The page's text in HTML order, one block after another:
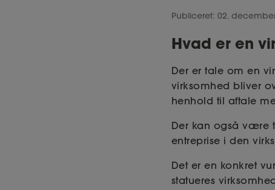
Publiceret: 02.
Hvad er en
Der er tale om en
virksomhed bliver
henhold til aftale
Der kan også være
entreprise i den
Det er en konkret
statueres